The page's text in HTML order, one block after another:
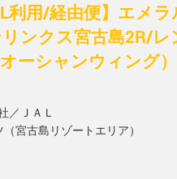
利用/経由便】エメ
ンクス宮古島2R/
ーシャンウィング
／ＪＡＬ
宮古島リゾートエリア）